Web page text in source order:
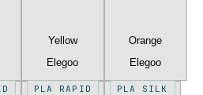
Yellow
Elegoo
Orange
Elegoo
PLA RAPID PLA SILK